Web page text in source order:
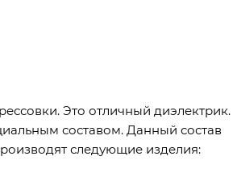
Это отличный диэлектрик.
составом. Данный состав
следующие изделия: